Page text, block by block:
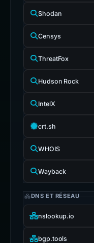
Shodan
Censys
ThreatFox
Hudson Rock
IntelX
crt.sh
WHOIS
Wayback
DNS ET RÉSEAU
nslookup.io
bgp.tools